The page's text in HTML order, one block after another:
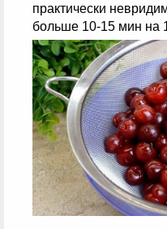
практически
больше 10-15 мин на